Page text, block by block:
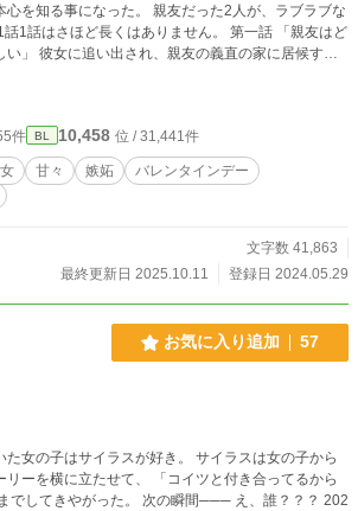
た。 親友だった2人が、ラブラブな
い」 彼女に追い出され、親友の義直の家に居候する
るところを義直にキスされ…。 第二話 「オレ
になったみたいだ」 エッチな関係になった弘哉と
の気持ちがいまいちわからなかった。そんな時、義
の言葉に、バレたらどうし
直を傷つけてしまい…。 第五話 「どうやら
らしばらく泊めてくれと頼まれる。弘哉と義直は、単
なくて…。 一人で寝る寂しさに、弘哉は…。 第七
しい」 大学を卒業し、新しいマンシ
。ラブラブな日々を送る2人を、弘哉の兄である雅
きて…。
件 BL 10,458 位 / 31,441件
甘々 嫉妬
バレンタインデー
文字数 41,863
最終更新日 2025.10.11
登録日 2024.05.29
お気に入り追加 57
た女の子はサイラスが好き。 サイラスは女の子から
ーを横に立たせて、 「コイツと付き合ってるから
。 次の瞬間─── え、誰？？？ 202